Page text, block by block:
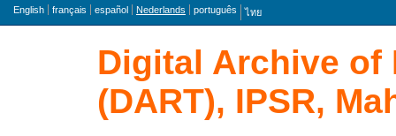
taal
English français español Nederlands português ไทย
Digital Archive of
(DART), IPSR,